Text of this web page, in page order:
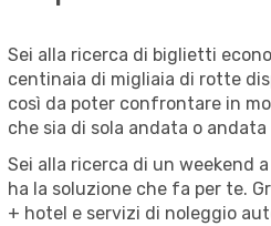
Sei alla ricerca di biglietti
centinaia di migliaia di rotte
così da poter confrontare in
che sia di sola andata o
Sei alla ricerca di un weekend
ha la soluzione che fa per te.
+ hotel e servizi di noleggio